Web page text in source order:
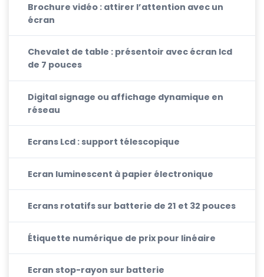
Brochure vidéo : attirer l’attention avec un
écran
Chevalet de table : présentoir avec écran lcd
de 7 pouces
Digital signage ou affichage dynamique en
réseau
Ecrans Lcd : support télescopique
Ecran luminescent à papier électronique
Ecrans rotatifs sur batterie de 21 et 32 pouces
Étiquette numérique de prix pour linéaire
Ecran stop-rayon sur batterie